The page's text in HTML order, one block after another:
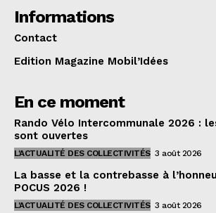
Informations
Contact
Edition Magazine Mobil’Idées
En ce moment
Rando Vélo Intercommunale 2026 :
sont ouvertes
L'ACTUALITÉ DES COLLECTIVITÉS 3 août 2026
La basse et la contrebasse à
POCUS 2026 !
L'ACTUALITÉ DES COLLECTIVITÉS 3 août 2026